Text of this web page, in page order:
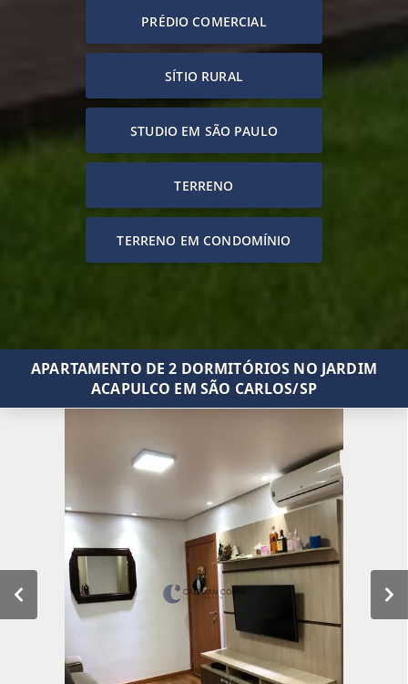
PRÉDIO COMERCIAL
SÍTIO RURAL
STUDIO EM SÃO PAULO
TERRENO
TERRENO EM CONDOMÍNIO
APARTAMENTO DE 2 DORMITÓRIOS NO JARDIM
ACAPULCO EM SÃO CARLOS/SP